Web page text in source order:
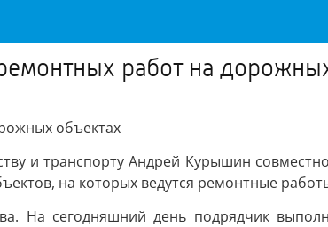
работ на
объектах
и транспорту Андрей Курышин
на которых ведутся ремонтные
На сегодняшний день подрядчик